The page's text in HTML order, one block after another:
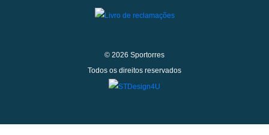
© 2026 Sportorres
Todos os direitos reservados